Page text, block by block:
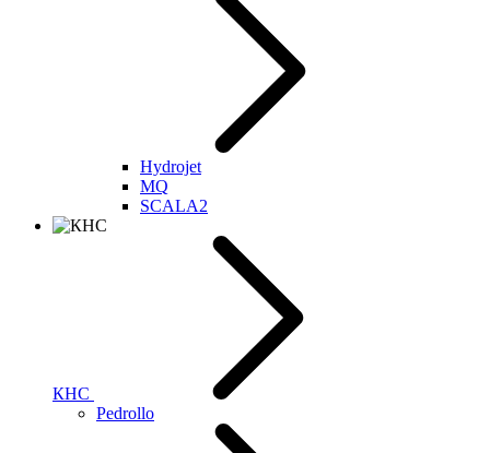
Hydrojet
MQ
SCALA2
КНС
Pedrollo